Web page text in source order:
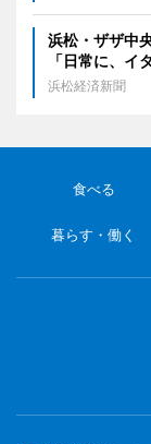
浜松・ザザ中
「日常に、イ
浜松経済新聞
食べる
暮らす・働く